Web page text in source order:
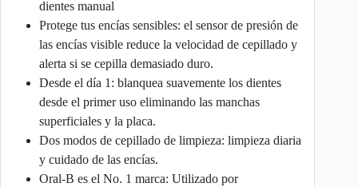
dientes manual
Protege tus encías sensibles: el sensor de presión de
las encías visible reduce la velocidad de cepillado y
alerta si se cepilla demasiado duro.
Desde el día 1: blanquea suavemente los dientes
desde el primer uso eliminando las manchas
superficiales y la placa.
Dos modos de cepillado de limpieza: limpieza diaria
y cuidado de las encías.
Oral-B es el No. 1 marca: Utilizado por